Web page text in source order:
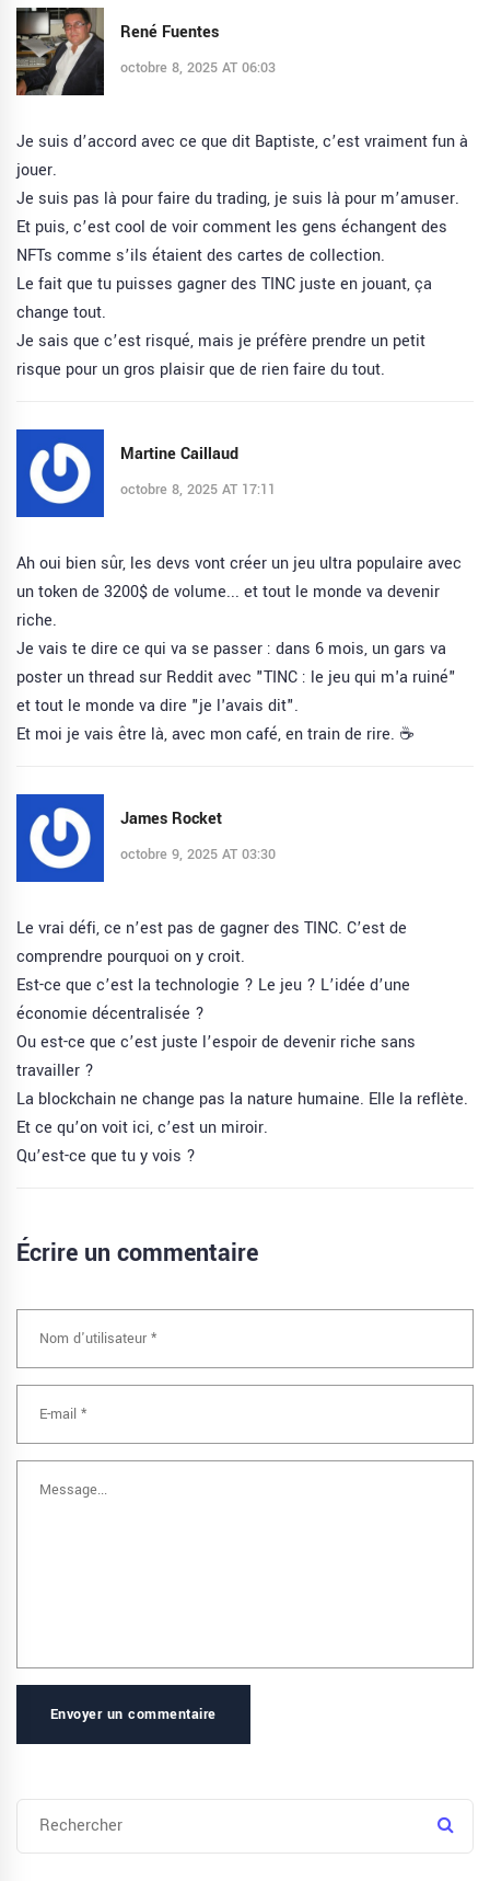
René Fuentes
octobre 8, 2025 AT 06:03
Je suis d’accord avec ce que dit Baptiste, c’est vraiment fun à
jouer.
Je suis pas là pour faire du trading, je suis là pour m’amuser.
Et puis, c’est cool de voir comment les gens échangent des
NFTs comme s’ils étaient des cartes de collection.
Le fait que tu puisses gagner des TINC juste en jouant, ça
change tout.
Je sais que c’est risqué, mais je préfère prendre un petit
risque pour un gros plaisir que de rien faire du tout.
Martine Caillaud
octobre 8, 2025 AT 17:11
Ah oui bien sûr, les devs vont créer un jeu ultra populaire avec
un token de 3200$ de volume... et tout le monde va devenir
riche.
Je vais te dire ce qui va se passer : dans 6 mois, un gars va
poster un thread sur Reddit avec "TINC : le jeu qui m'a ruiné"
et tout le monde va dire "je l'avais dit".
Et moi je vais être là, avec mon café, en train de rire. ☕️
James Rocket
octobre 9, 2025 AT 03:30
Le vrai défi, ce n’est pas de gagner des TINC. C’est de
comprendre pourquoi on y croit.
Est-ce que c’est la technologie ? Le jeu ? L’idée d’une
économie décentralisée ?
Ou est-ce que c’est juste l’espoir de devenir riche sans
travailler ?
La blockchain ne change pas la nature humaine. Elle la reflète.
Et ce qu’on voit ici, c’est un miroir.
Qu’est-ce que tu y vois ?
Écrire un commentaire
Envoyer un commentaire